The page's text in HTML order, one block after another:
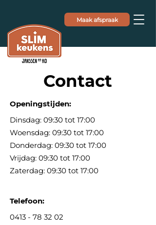
Maak afspraak
Contact
Openingstijden:
Dinsdag: 09:30 tot 17:00
Woensdag: 09:30 tot 17:00
Donderdag: 09:30 tot 17:00
Vrijdag: 09:30 tot 17:00
Zaterdag: 09:30 tot 17:00
Telefoon:
0413 - 78 32 02